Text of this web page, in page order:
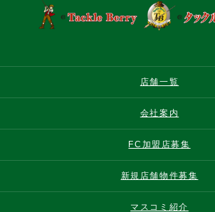
店舗一覧
会社案内
FC加盟店募集
新規店舗物件募集
マスコミ紹介